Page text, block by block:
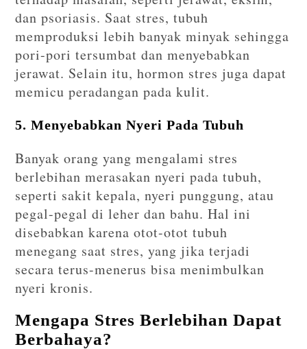
dan psoriasis. Saat stres, tubuh
memproduksi lebih banyak minyak sehingga
pori-pori tersumbat dan menyebabkan
jerawat. Selain itu, hormon stres juga dapat
memicu peradangan pada kulit.
5. Menyebabkan Nyeri Pada Tubuh
Banyak orang yang mengalami stres
berlebihan merasakan nyeri pada tubuh,
seperti sakit kepala, nyeri punggung, atau
pegal-pegal di leher dan bahu. Hal ini
disebabkan karena otot-otot tubuh
menegang saat stres, yang jika terjadi
secara terus-menerus bisa menimbulkan
nyeri kronis.
Mengapa Stres Berlebihan Dapat
Berbahaya?